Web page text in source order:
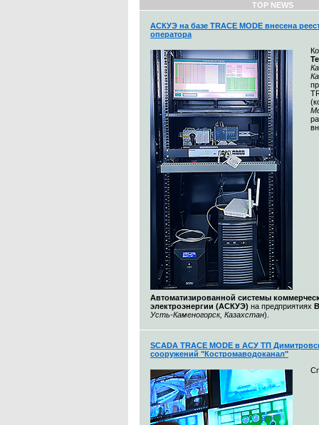
TOP NEWS
АСКУЭ на базе TRACE MODE внесена
оператора
Автоматизированной системы
электроэнергии (АСКУЭ) на предприятиях
Усть-Каменогорск, Казахстан).
SCADA TRACE MODE в АСУ ТП
сооружений "Костромаводоканал"